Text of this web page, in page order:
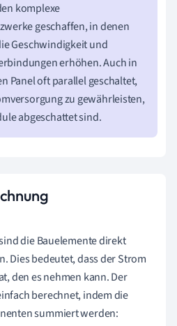
komplexe
geschaffen, in denen
Geschwindigkeit und
erhöhen. Auch in
Panel oft parallel geschaltet,
zu gewährleisten,
abgeschattet sind.
die Bauelemente direkt
Dies bedeutet, dass der Strom
den es nehmen kann. Der
berechnet, indem die
summiert werden: